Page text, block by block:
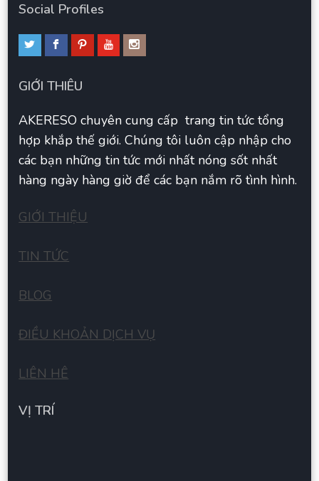
Social Profiles
GIỚI THIÊU
AKERESO chuyên cung cấp trang tin tức tổng
hợp khắp thế giới. Chúng tôi luôn cập nhập cho
các bạn những tin tức mới nhất nóng sốt nhất
hàng ngày hàng giờ để các bạn nắm rõ tình hình.
GIỚI THIỆU
TIN TỨC
BLOG
ĐIỀU KHOẢN DỊCH VỤ
LIÊN HÊ
VỊ TRÍ